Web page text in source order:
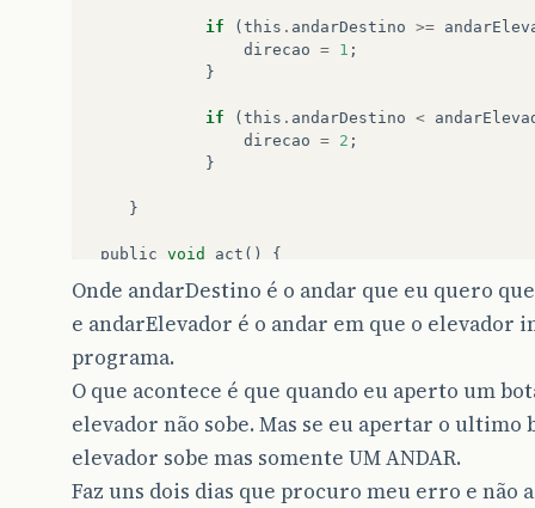
if ( this . andarDestino >=
direcao = 1 ;
}
if ( this . andarDestino <
direcao = 2 ;
}
}
public void act ()
{
)
if (direcao == 1)
{
int
y = getY();
,
andarElevador --;
}
}
Onde andarDestino é o andar que eu quero
e andarElevador é o andar em que o elevador
programa.
O que acontece é que quando eu aperto um
elevador não sobe. Mas se eu apertar o ultimo
elevador sobe mas somente UM ANDAR.
Faz uns dois dias que procuro meu erro e não